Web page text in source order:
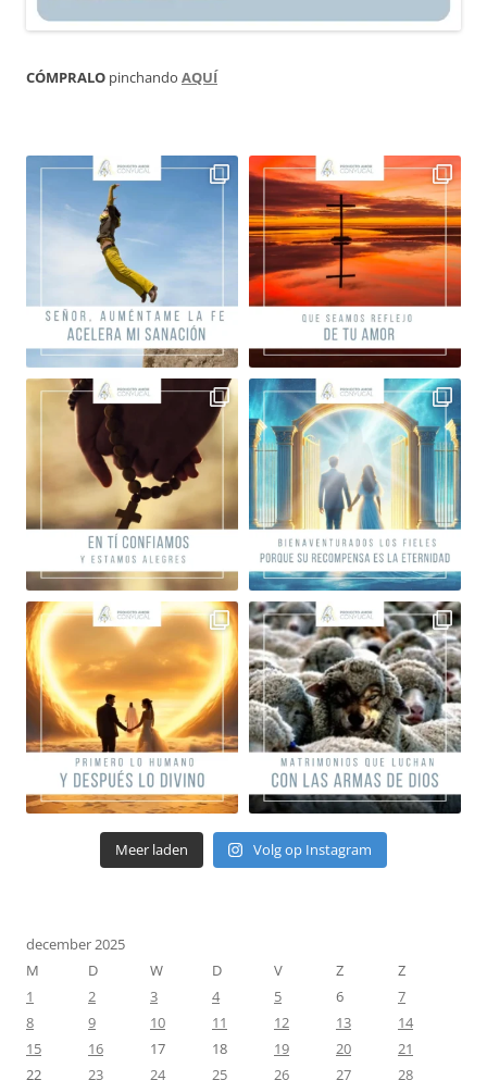
CÓMPRALO pinchando AQUÍ
Meer laden Volg op Instagram
december 2025
M
D W D V Z
Z
1
2 3 4 5 6
7
8
9 10 11 12 13
14
15
16 17 18 19 20
21
22
23 24 25 26 27 28